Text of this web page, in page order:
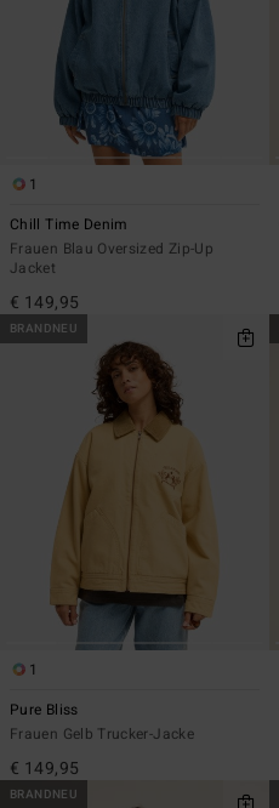
1
Chill Time Denim
Frauen Blau Oversized Zip-Up
Jacket
€ 149,95
BRANDNEU
1
Pure Bliss
Frauen Gelb Trucker-Jacke
€ 149,95
BRANDNEU